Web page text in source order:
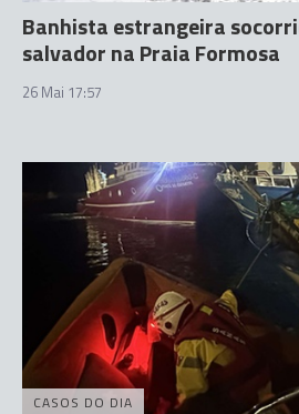
Banhista estrangeira
salvador na Praia Formosa
26 Mai 17:57
CASOS DO DIA